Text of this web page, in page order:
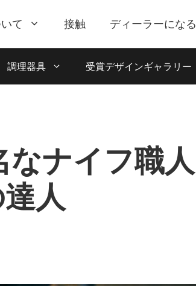
て 接触 ディーラーになる
調理器具 受賞デザインギャラリー
ナイフ職人
人